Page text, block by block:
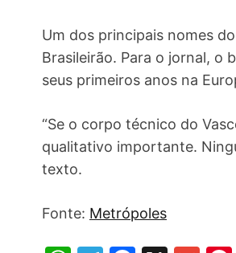
Um dos principais nomes
Brasileirão. Para o jornal, o
seus primeiros anos na
“Se o corpo técnico do
qualitativo importante.
texto.
Fonte: Metrópoles